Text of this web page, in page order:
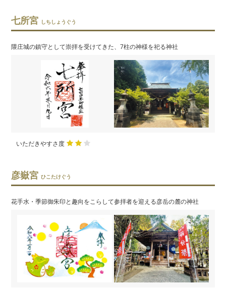
七所宮 しちしょうぐう
隈庄城の鎮守として崇拝を受けてきた、7柱の神様を祀る神社
いただきやすさ度
彦嶽宮ひこたけぐう
花手水・季節御朱印と趣向をこらして参拝者を迎える彦岳の麓の神社